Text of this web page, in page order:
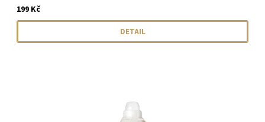
199 Kč
DETAIL